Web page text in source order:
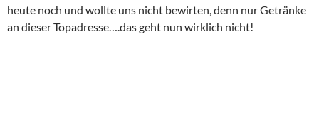
heute noch und wollte uns nicht bewirten, denn nur Getränke
an dieser Topadresse….das geht nun wirklich nicht!